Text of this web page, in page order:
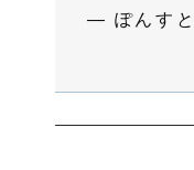
— ぽんす